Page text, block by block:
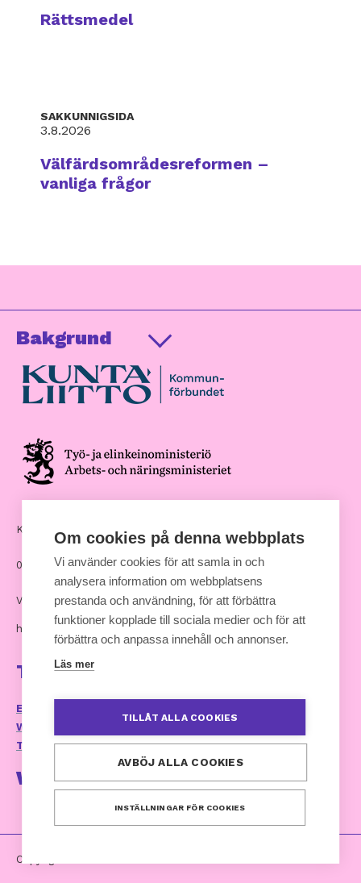
Rättsmedel
SAKKUNNIGSIDA
3.8.2026
Välfärdsområdesreformen –
vanliga frågor
Bakgrund
Kommunernas hus, Andra Linjen 14
00530 Helsingfors
Växel: 09 7711
hankinnat [at] kuntaliitto.fi
Ta kontakt
E-postservice och kontaktuppgifter
Webbplatsens tillganglighetsutlatande
Tillgänglighetsrespons (kommunforbundet.fi)
Webbtjänst
Copyright 2024
Om cookies på denna webbplats
Vi använder cookies för att samla in och
analysera information om webbplatsens
prestanda och användning, för att förbättra
funktioner kopplade till sociala medier och för att
förbättra och anpassa innehåll och annonser.
Läs mer
TILLÅT ALLA COOKIES
AVBÖJ ALLA COOKIES
INSTÄLLNINGAR FÖR COOKIES